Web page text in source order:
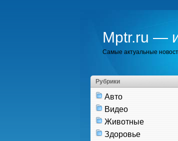
Mptr.ru —
Самые актуальные
Рубрики
Авто
Видео
Животные
Здоровье